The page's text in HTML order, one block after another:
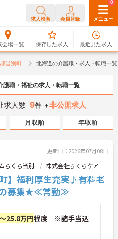
求人検索 会員登録 メニュー
会場一覧
0
保存した求人
0
最近見た求人
当別町 北海道の介護職・求人・転職一覧
護職・福祉の求人・転職一覧
求人数 9件 ＋非公開求人
月収順 年収順
更新日：2026年07月08日
らくら当別 株式会社らくらケア
】福利厚生充実♪有料老
の募集★≪常勤≫
25.8万円程度 ※諸手当込